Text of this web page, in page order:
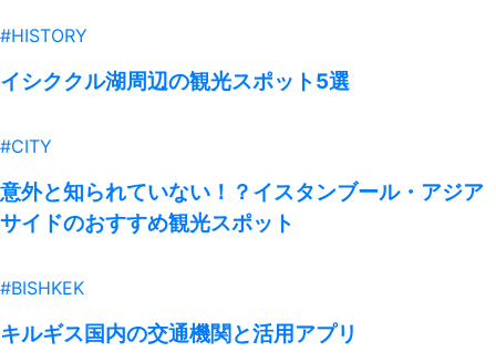
#HISTORY
イシククル湖周辺の観光スポット5選
#CITY
意外と知られていない！？イスタンブール・アジア
サイドのおすすめ観光スポット
#BISHKEK
キルギス国内の交通機関と活用アプリ